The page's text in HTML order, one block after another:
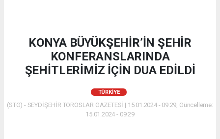
KONYA BÜYÜKŞEHİR’İN ŞEHİR
KONFERANSLARINDA
ŞEHİTLERİMİZ İÇİN DUA EDİLDİ
TÜRKIYE
(STG) - SEYDİŞEHİR TOROSLAR GAZETESİ | 15.01.2024 - 09:29, Güncelleme:
15.01.2024 - 09:29